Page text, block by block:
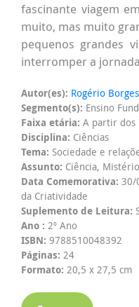
fascinante viagem
muito, mas muito
pequenos grandes
interromper a
Autor(es): Rogério Borges
Segmento(s): Ensino
Faixa etária: A partir dos
Disciplina: Ciências
Tema: Sociedade e
Assunto: Ciência, Mistério
Data Comemorativa: 30/
da Criatividade
Suplemento de Leitura:
Ano : 2º Ano
ISBN: 9788510048392
Páginas: 24
Formato: 20,5 x 27,5 cm